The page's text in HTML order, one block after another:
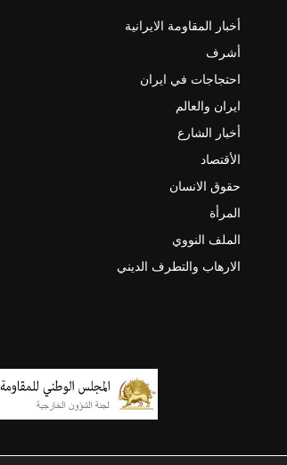
أخبار المقاومة الايرانية
أشرف
احتجاجات في ايران
ايران والعالم
أخبار الشارع
الأقتصاد
حقوق الانسان
المرأة
الملف النووي
الارهاب والتطرف الديني